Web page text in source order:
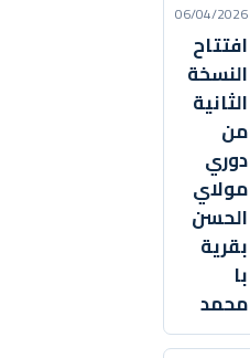
06/04/2026
افتتاح
النسخة
الثانية
من
دوري
مولاي
الحسن
بقرية
با
محمد